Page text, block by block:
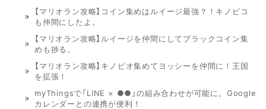
【マリオラン攻略】コイン集めはルイージ最強？！キノピコ
も仲間にしたよ。
【マリオラン攻略】ルイージを仲間にしてブラックコイン集
めも捗る。
【マリオラン攻略】キノピオ集めてヨッシーを仲間に！王国
を拡張！
myThingsで「LINE × ●●」の組み合わせが可能に。Google
カレンダーとの連携が便利！